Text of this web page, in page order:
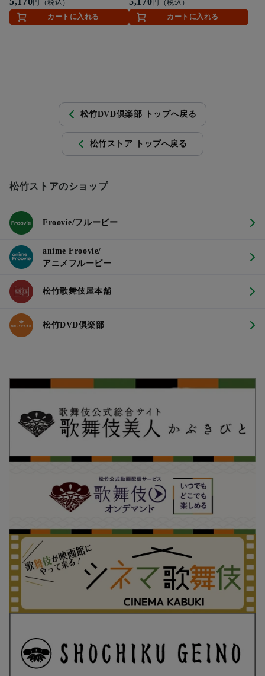
円（税込）
カートに入れる
円（税込）
カートに入れる
松竹DVD倶楽部 トップへ戻る
松竹ストア トップへ戻る
松竹ストアのショップ
Froovie/フルービー
anime Froovie/
アニメフルービー
松竹歌舞伎屋本舗
松竹DVD倶楽部